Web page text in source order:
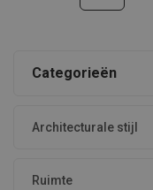
Categorieën
Architecturale stijl
Ruimte